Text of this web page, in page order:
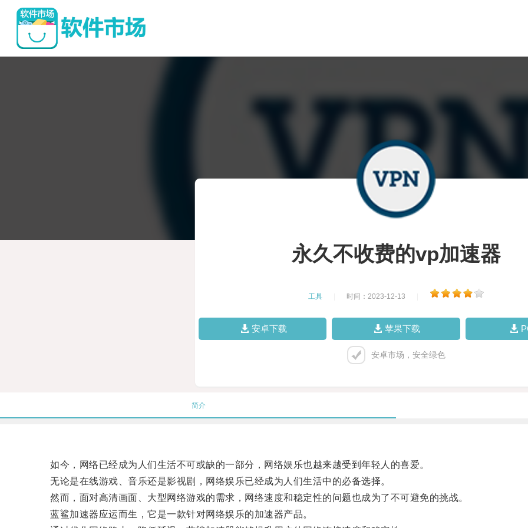
永久不收费的vp加速器
工具 时间：2023-12-13
安卓下载 苹果下载
安卓市场，安全绿色
简介
如今，网络已经成为人们生活不可或缺的一部分，网络娱乐也越来越受到年轻人的喜爱。
无论是在线游戏、音乐还是影视剧，网络娱乐已经成为人们生活中的必备选择。
然而，面对高清画面、大型网络游戏的需求，网络速度和稳定性的问题也成为了不可避免的挑战。
蓝鲨加速器应运而生，它是一款针对网络娱乐的加速器产品。